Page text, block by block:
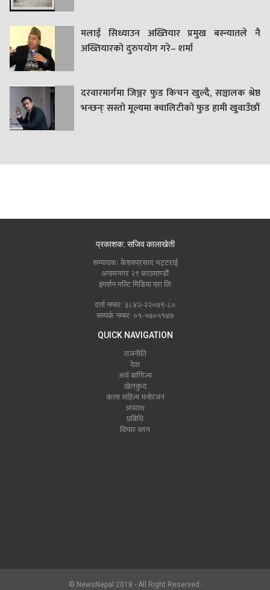
मलाई सिध्याउन अख्तियार प्रमुख बस्न्यातले नै
अख्तियारको दुरुपयोग गरे– शर्मा
दरवारमार्गमा जिञ्जर फुड किचन खुल्दै, सञ्चालक श्रेष्ठ
भन्छन्ः सस्तो मूल्यमा क्वालिटीको फुड हामी खुवाउँछौं
प्रकाशक: सजिव कालाखेती
सम्पादकः केशवप्रसाद भट्टराई
अनामनगर २९ काठमाण्डौं
इमर्शन मल्टि मिडिया प्रा लि
दर्ता नम्बर: ३८४२-२२०७९-८०
सम्पर्क नम्बर: ०१-५७०५१४७
QUICK NAVIGATION
राजनीति
देश
अर्थ बाणिज्य
खेलकुद
कला सहित्य मनोरंजन
अपराध
प्रबिधि
विचार ब्लग
© NewsNepal 2018 - All Right Reserved.